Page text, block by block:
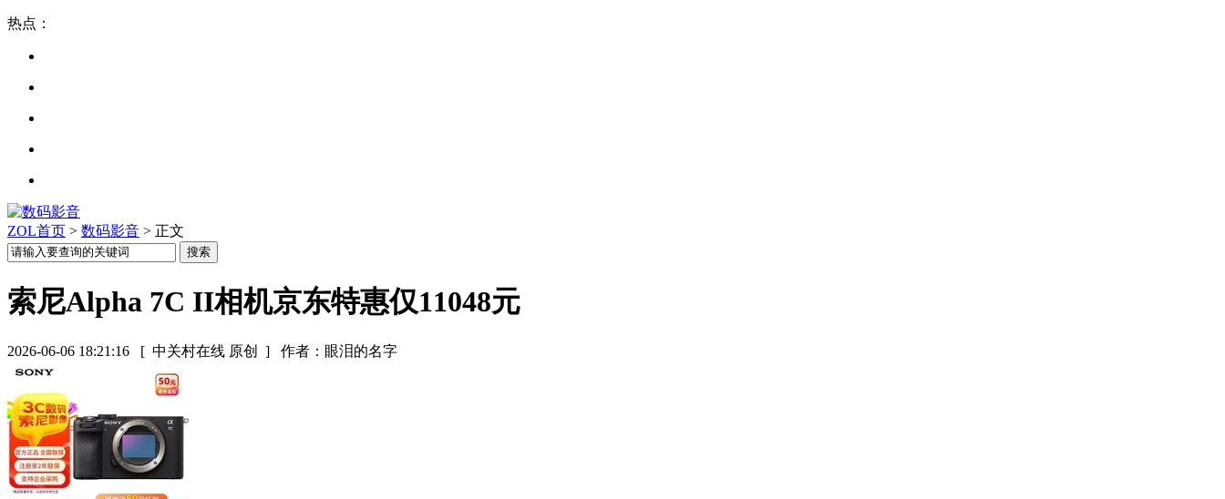
热点：
ZOL首页 > 数码影音 > 正文
索尼Alpha 7C II相机京东特惠仅11048元
2026-06-06 18:21:16 [ 中关村在线 原创 ] 作者：眼泪的名字